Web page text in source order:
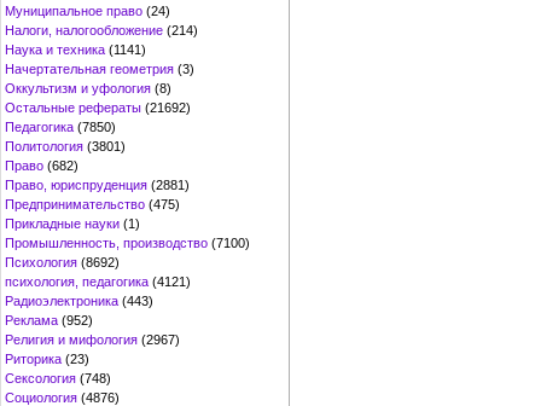
Муниципальное право (24)
Налоги, налогообложение (214)
Наука и техника (1141)
Начертательная геометрия (3)
Оккультизм и уфология (8)
Остальные рефераты (21692)
Педагогика (7850)
Политология (3801)
Право (682)
Право, юриспруденция (2881)
Предпринимательство (475)
Прикладные науки (1)
Промышленность, производство (7100)
Психология (8692)
психология, педагогика (4121)
Радиоэлектроника (443)
Реклама (952)
Религия и мифология (2967)
Риторика (23)
Сексология (748)
Социология (4876)